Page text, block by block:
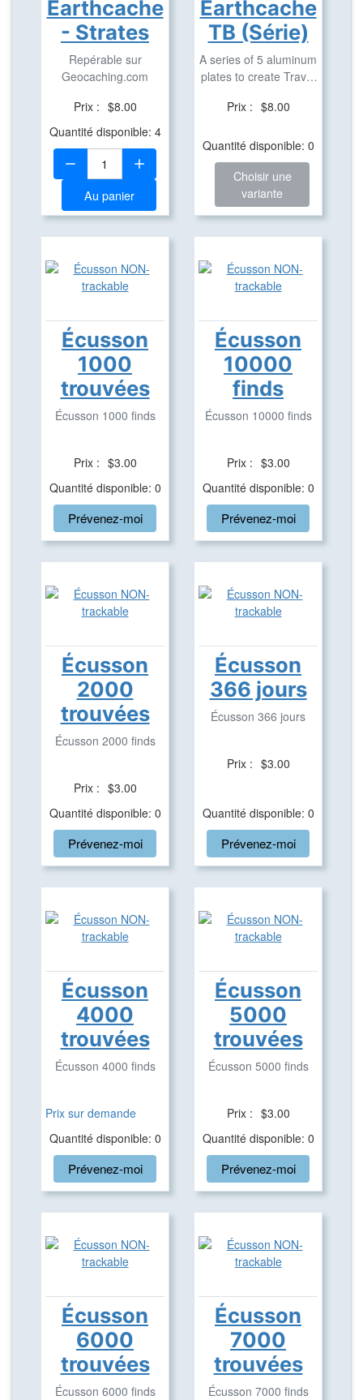
Earthcache
- Strates
Repérable sur
Geocaching.com
Prix : $8.00
Quantité disponible: 4
Quantité:
Au panier
Earthcache
TB (Série)
A series of 5 aluminum
plates to create Travel
Prix : $8.00
Quantité disponible: 0
Choisir une
variante
Écusson
1000
trouvées
Écusson 1000 finds
Prix : $3.00
Quantité disponible: 0
Prévenez-moi
Écusson
10000
finds
Écusson 10000 finds
Prix : $3.00
Quantité disponible: 0
Prévenez-moi
Écusson
2000
trouvées
Écusson 2000 finds
Prix : $3.00
Quantité disponible: 0
Prévenez-moi
Écusson
366 jours
Écusson 366 jours
Prix : $3.00
Quantité disponible: 0
Prévenez-moi
Écusson
4000
trouvées
Écusson 4000 finds
Prix sur demande
Quantité disponible: 0
Prévenez-moi
Écusson
5000
trouvées
Écusson 5000 finds
Prix : $3.00
Quantité disponible: 0
Prévenez-moi
Écusson
6000
trouvées
Écusson 6000 finds
Écusson
7000
trouvées
Écusson 7000 finds